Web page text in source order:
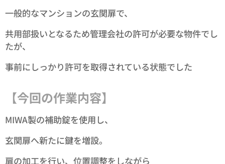
一般的なマンションの玄関扉で、
共用部扱いとなるため管理会社の許可が必要な物件でし
たが、
事前にしっかり許可を取得されている状態でした✨
【今回の作業内容】
MIWA製の補助錠を使用し、
玄関扉へ新たに鍵を増設。
扉の加工を行い、位置調整をしながら